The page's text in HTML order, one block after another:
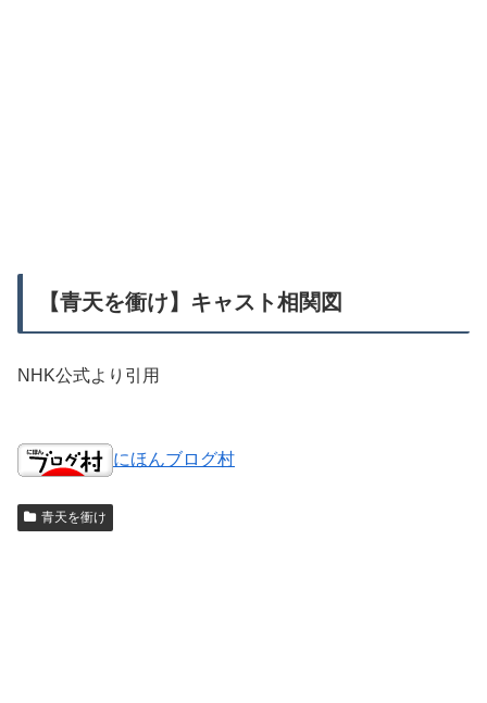
【青天を衝け】キャスト相関図
NHK公式より引用
にほんブログ村
青天を衝け